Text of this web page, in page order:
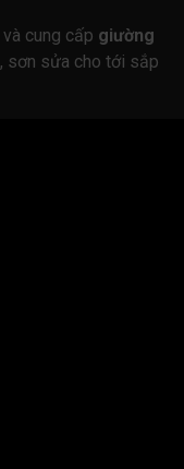
cung cấp giường
sơn sửa cho tới sắp